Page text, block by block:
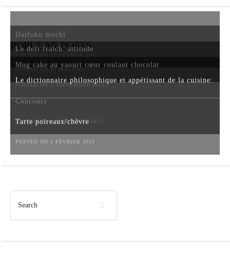
POPULAR POSTS
Daifuku mochi
Le defi fraîch’ attitude
POSTED ON 18 MAI 2012
Mug cake au yaourt cœur coulant chocolat
POSTED ON 5 SEPTEMBRE 2013
Le dictionnaire philosophique et appétissant de la cuisine:
Concours
POSTED ON 6 NOVEMBRE 2012
Tarte poireaux/chèvre
POSTED ON 1 FÉVRIER 2012